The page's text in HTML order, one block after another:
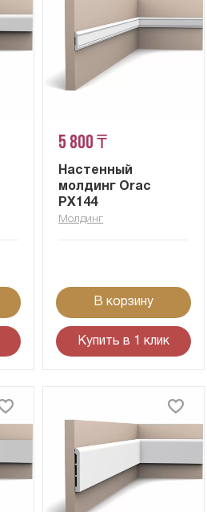
5 800 ₸
Настенный
молдинг Orac
PX144
Молдинг
В корзину
Купить в 1 клик